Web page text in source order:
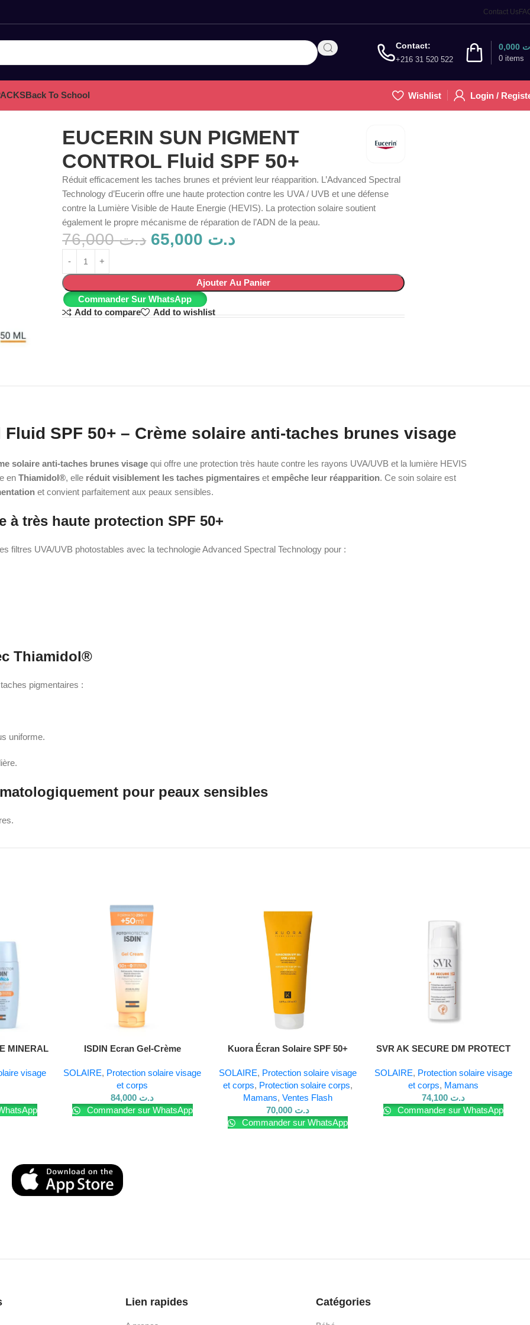
Contact Us
Contact:
+216 31 520 522 0 items
Back To School Wishlist Login /
50+
EUCERIN SUN PIGMENT
CONTROL Fluid SPF 50+
Réduit efficacement les taches brunes et prévient leur réapparition. L’Advanced Spectral
Technology d’Eucerin offre une haute protection contre les UVA / UVB et une défense
contre la Lumière Visible de Haute Energie (HEVIS). La protection solaire soutient
également le propre mécanisme de réparation de l’ADN de la peau.
د.ت76,000 د.ت
Ajouter Au Panier
Commander Sur WhatsApp
Add to compare
Add to wishlist
SPF 50+ – Crème solaire anti-taches brunes visage
solaire anti-taches brunes visage qui offre une protection très haute contre les rayons UVA/UVB et la lumière HEVIS
enThiamidol®, elle réduit visiblement les taches pigmentaires etempêche leur réapparition. Ce soin solaire est
et convient parfaitement aux peaux sensibles.
à très haute protection SPF 50+
filtres UVA/UVB photostables avec la technologie Advanced Spectral Technology pour :
Thiamidol®
pigmentaires :
uniforme.
pour peaux sensibles
anti-taches
transpiré.
MINERAL
visage
ISDIN Ecran Gel-Crème
SOLAIRE, Protection solaire visage
et corps
د.ت
Commander sur WhatsApp
Kuora Écran Solaire SPF 50+
SOLAIRE, Protection solaire visage
et corps, Protection solaire corps,
Mamans,Ventes Flash
د.ت
Commander sur WhatsApp
SVR AK SECURE DM PROTECT
SOLAIRE, Protection solaire visage
et corps, Mamans
د.ت
Commander sur WhatsApp
Lien rapides Catégories